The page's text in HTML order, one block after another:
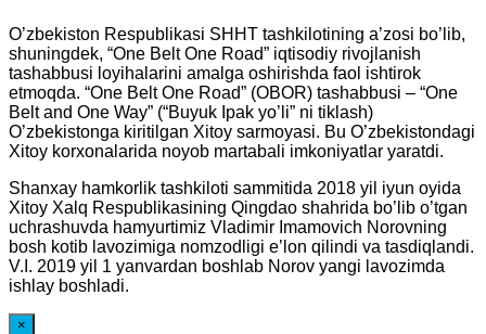
O’zbekiston Respublikasi SHHT tashkilotining a’zosi bo’lib,
shuningdek, “One Belt One Road” iqtisodiy rivojlanish
tashabbusi loyihalarini amalga oshirishda faol ishtirok
etmoqda. “One Belt One Road” (OBOR) tashabbusi – “One
Belt and One Way” (“Buyuk Ipak yo’li” ni tiklash)
O’zbekistonga kiritilgan Xitoy sarmoyasi. Bu O’zbekistondagi
Xitoy korxonalarida noyob martabali imkoniyatlar yaratdi.
Shanxay hamkorlik tashkiloti sammitida 2018 yil iyun oyida
Xitoy Xalq Respublikasining Qingdao shahrida bo’lib o’tgan
uchrashuvda hamyurtimiz Vladimir Imamovich Norovning
bosh kotib lavozimiga nomzodligi e’lon qilindi va tasdiqlandi.
V.I. 2019 yil 1 yanvardan boshlab Norov yangi lavozimda
ishlay boshladi.
×